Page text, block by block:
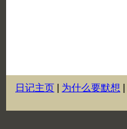
日记主页 为什么要默想